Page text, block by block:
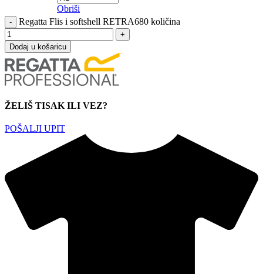
Obriši
Regatta Flis i softshell RETRA680 količina
Dodaj u košaricu
ŽELIŠ TISAK ILI VEZ?
POŠALJI UPIT